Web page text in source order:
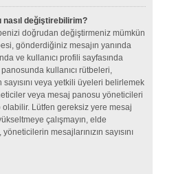
nasıl değiştirebilirim?
doğrudan değiştirmeniz mümkün
gönderdiğiniz mesajın yanında
ve kullanıcı profili sayfasında
kullanıcı rütbeleri,
veya yetkili üyeleri belirlemek
veya mesaj panosu yöneticileri
Lütfen gereksiz yere mesaj
çalışmayın, elde
mesajlarınızın sayısını